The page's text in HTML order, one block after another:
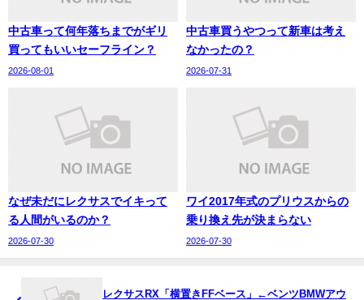
中古車って何年落ちまでがギリ
買ってもいいセーフライン？
2026-08-01
中古車買うやつって新車は考え
なかったの？
2026-07-31
なぜ未だにレクサスでイキって
る人間がいるのか？
2026-07-30
ワイ2017年式のプリウスからの
乗り換え先が決まらない
2026-07-30
レクサスRX「横置きFFベース」←ベンツBMWアウ